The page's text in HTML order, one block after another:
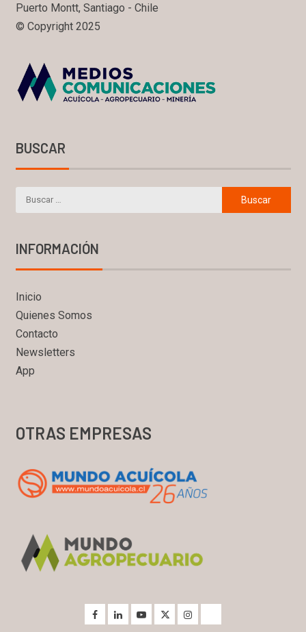
Puerto Montt, Santiago - Chile
© Copyright 2025
BUSCAR
INFORMACIÓN
Inicio
Quienes Somos
Contacto
Newsletters
App
OTRAS EMPRESAS